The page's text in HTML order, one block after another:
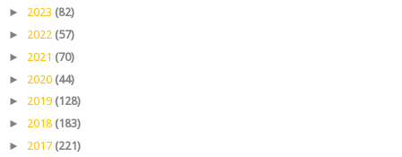
► 2023 (82)
► 2022 (57)
► 2021 (70)
► 2020 (44)
► 2019 (128)
► 2018 (183)
► 2017 (221)